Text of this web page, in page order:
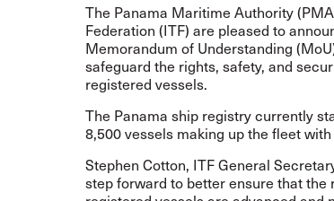
The Panama Maritime Authority
Federation (ITF) are pleased to
Memorandum of Understanding
safeguard the rights, safety, and
registered vessels.
The Panama ship registry currently
8,500 vessels making up the fleet
Stephen Cotton, ITF General
step forward to better ensure that